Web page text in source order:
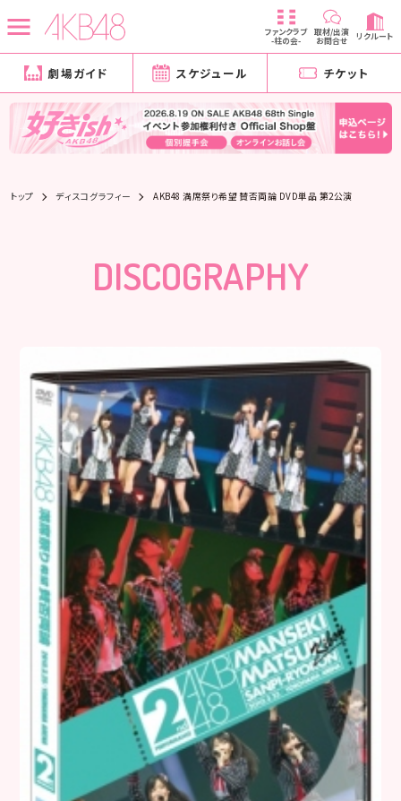
ファンクラブ
-柱の会-
取材/出演
お問合せ リクルート
劇場ガイド スケジュール チケット
トップ ディスコグラフィー AKB48 満席祭り希望 賛否両論 DVD単品 第2公演
DISCOGRAPHY